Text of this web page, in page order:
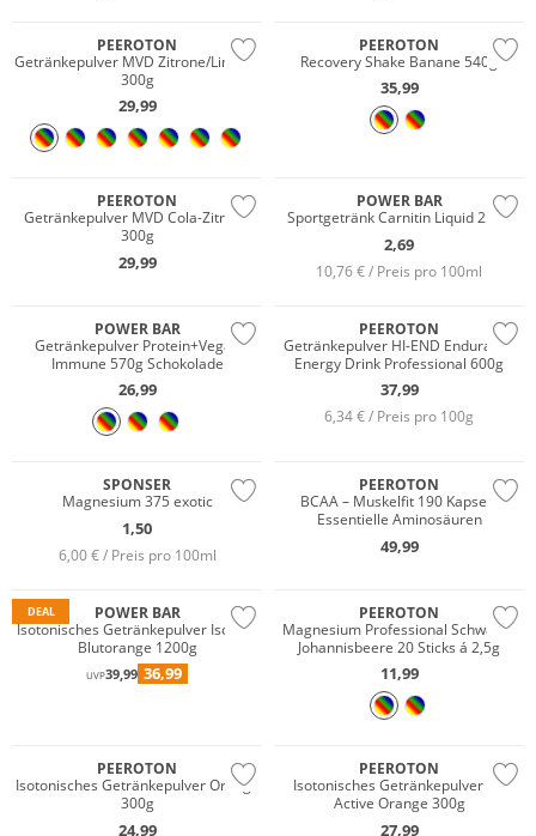
PEEROTON
Getränkepulver MVD Zitrone/Limette
300g
29,99
PEEROTON
Recovery Shake Banane 540g
35,99
PEEROTON
Getränkepulver MVD Cola-Zitrone
300g
29,99
POWER BAR
Sportgetränk Carnitin Liquid 25ml
2,69
10,76 € / Preis pro 100ml
POWER BAR
Getränkepulver Protein+Vegan
Immune 570g Schokolade
26,99
PEEROTON
Getränkepulver HI-END Endurance
Energy Drink Professional 600g
37,99
6,34 € / Preis pro 100g
SPONSER
Magnesium 375 exotic
1,50
6,00 € / Preis pro 100ml
PEEROTON
BCAA – Muskelfit 190 Kapseln
Essentielle Aminosäuren
49,99
DEAL
POWER BAR
Isotonisches Getränkepulver Isomax
Blutorange 1200g
UVP39,99 36,99
PEEROTON
Magnesium Professional Schwarze
Johannisbeere 20 Sticks á 2,5g
11,99
PEEROTON
Isotonisches Getränkepulver Orange
300g
24,99
PEEROTON
Isotonisches Getränkepulver Iso
Active Orange 300g
27,99